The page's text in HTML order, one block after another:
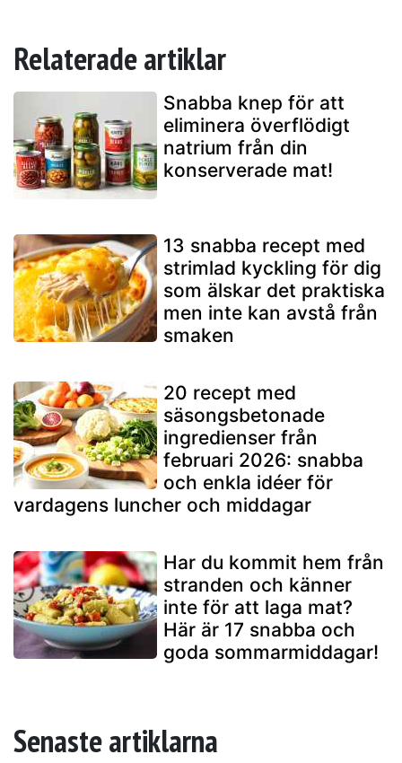
Relaterade artiklar
Snabba knep för att
eliminera överflödigt
natrium från din
konserverade mat!
13 snabba recept med
strimlad kyckling för dig
som älskar det praktiska
men inte kan avstå från
smaken
20 recept med
säsongsbetonade
ingredienser från
februari 2026: snabba
och enkla idéer för
vardagens luncher och middagar
Har du kommit hem från
stranden och känner
inte för att laga mat?
Här är 17 snabba och
goda sommarmiddagar!
Senaste artiklarna